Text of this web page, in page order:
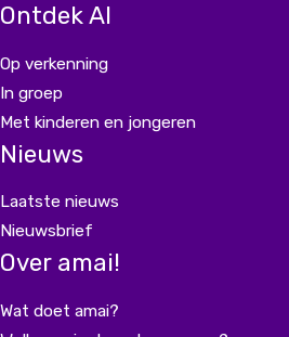
Ontdek AI
Op verkenning
In groep
Met kinderen en jongeren
Nieuws
Laatste nieuws
Nieuwsbrief
Over amai!
Wat doet amai?